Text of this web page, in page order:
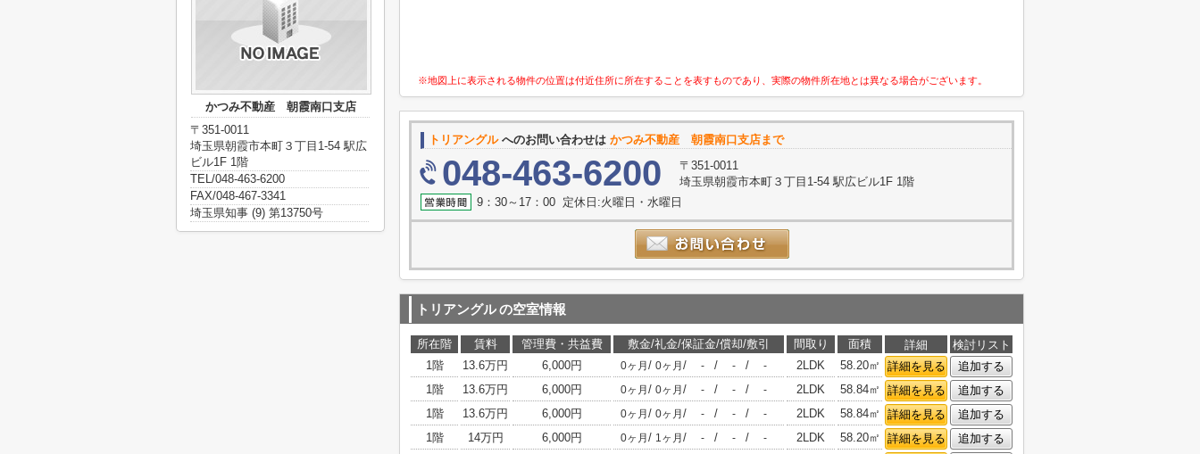
※地図上に表示される物件の位置は付近住所に所在することを表すものであり、実際の物件所在地とは異なる場合がございます。
トリアングルへのお問い合わせは かつみ不動産 朝霞南口支店まで
048-463-6200
〒351-0011
埼玉県朝霞市本町３丁目1-54 駅広ビル1F 1階
9：30～17：00 定休日:火曜日・水曜日
トリアングルの空室情報
所在階 賃料 管理費・共益費 敷金/礼金/保証金/償却/敷引 間取り 面積 詳細
検討リスト
1階
13.6万円 6,000円 0ヶ月 / 0ヶ月 / - / - / - 2LDK 58.20㎡ 詳細を見る
追加する
1階
13.6万円 6,000円 0ヶ月 / 0ヶ月 / - / - / - 2LDK 58.84㎡ 詳細を見る
追加する
1階
13.6万円 6,000円 0ヶ月 / 0ヶ月 / - / - / - 2LDK 58.84㎡ 詳細を見る
追加する
1階
14万円 6,000円 0ヶ月 / 1ヶ月 / - / - / - 2LDK 58.20㎡ 詳細を見る
追加する
かつみ不動産 朝霞南口支店
〒351-0011
埼玉県朝霞市本町３丁目1-54 駅広
ビル1F 1階
TEL/048-463-6200
FAX/048-467-3341
埼玉県知事 (9) 第13750号